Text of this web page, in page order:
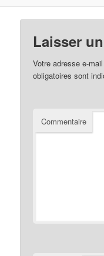
Laisser
Votre adresse e-
obligatoires sont
Commentaire